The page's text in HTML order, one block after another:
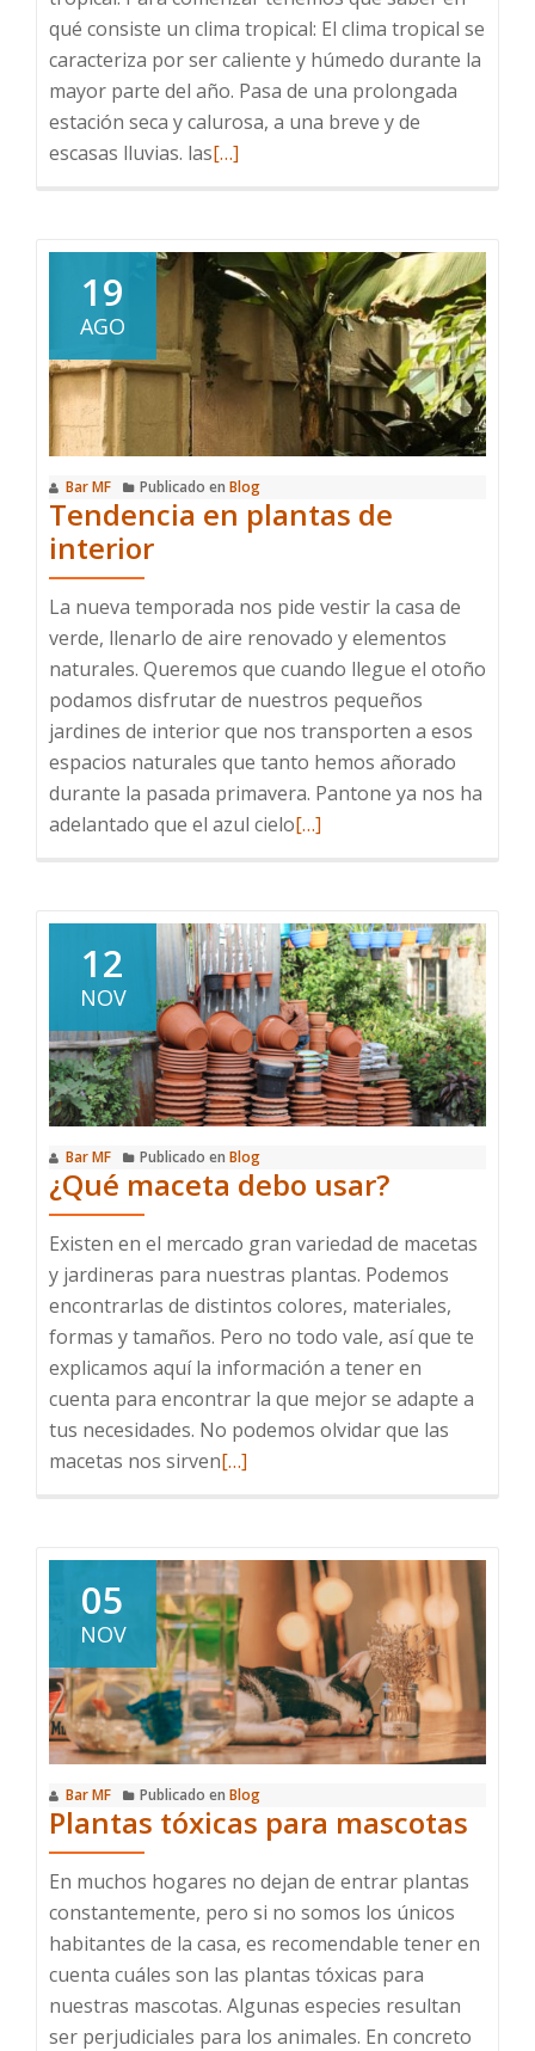
qué consiste un clima tropical: El clima tropical se
caracteriza por ser caliente y húmedo durante la
mayor parte del año. Pasa de una prolongada
estación seca y calurosa, a una breve y de
escasas lluvias. lasLeer
tropicales
de
interior
[…]
19
AGO
Bar MF Publicado en Blog
Tendencia en plantas de
interior
La nueva temporada nos pide vestir la casa de
verde, llenarlo de aire renovado y elementos
naturales. Queremos que cuando llegue el otoño
podamos disfrutar de nuestros pequeños
jardines de interior que nos transporten a esos
espacios naturales que tanto hemos añorado
durante la pasada primavera. Pantone ya nos ha
adelantado que el azul cieloLeer
en
plantas
de
interior
[…]
12
NOV
Bar MF Publicado en Blog
¿Qué maceta debo usar?
Existen en el mercado gran variedad de macetas
y jardineras para nuestras plantas. Podemos
encontrarlas de distintos colores, materiales,
formas y tamaños. Pero no todo vale, así que te
explicamos aquí la información a tener en
cuenta para encontrar la que mejor se adapte a
tus necesidades. No podemos olvidar que las
macetas nos sirvenLeer
maceta
debo
usar?
[…]
05
NOV
Bar MF Publicado en Blog
Plantas tóxicas para mascotas
En muchos hogares no dejan de entrar plantas
constantemente, pero si no somos los únicos
habitantes de la casa, es recomendable tener en
cuenta cuáles son las plantas tóxicas para
nuestras mascotas. Algunas especies resultan
ser perjudiciales para los animales. En concreto